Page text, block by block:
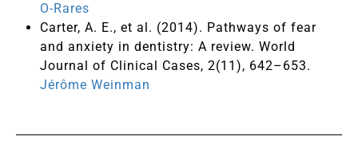
O-Rares
Carter, A. E., et al. (2014). Pathways of fear
and anxiety in dentistry: A review. World
Journal of Clinical Cases, 2(11), 642–653.
Jérôme Weinman